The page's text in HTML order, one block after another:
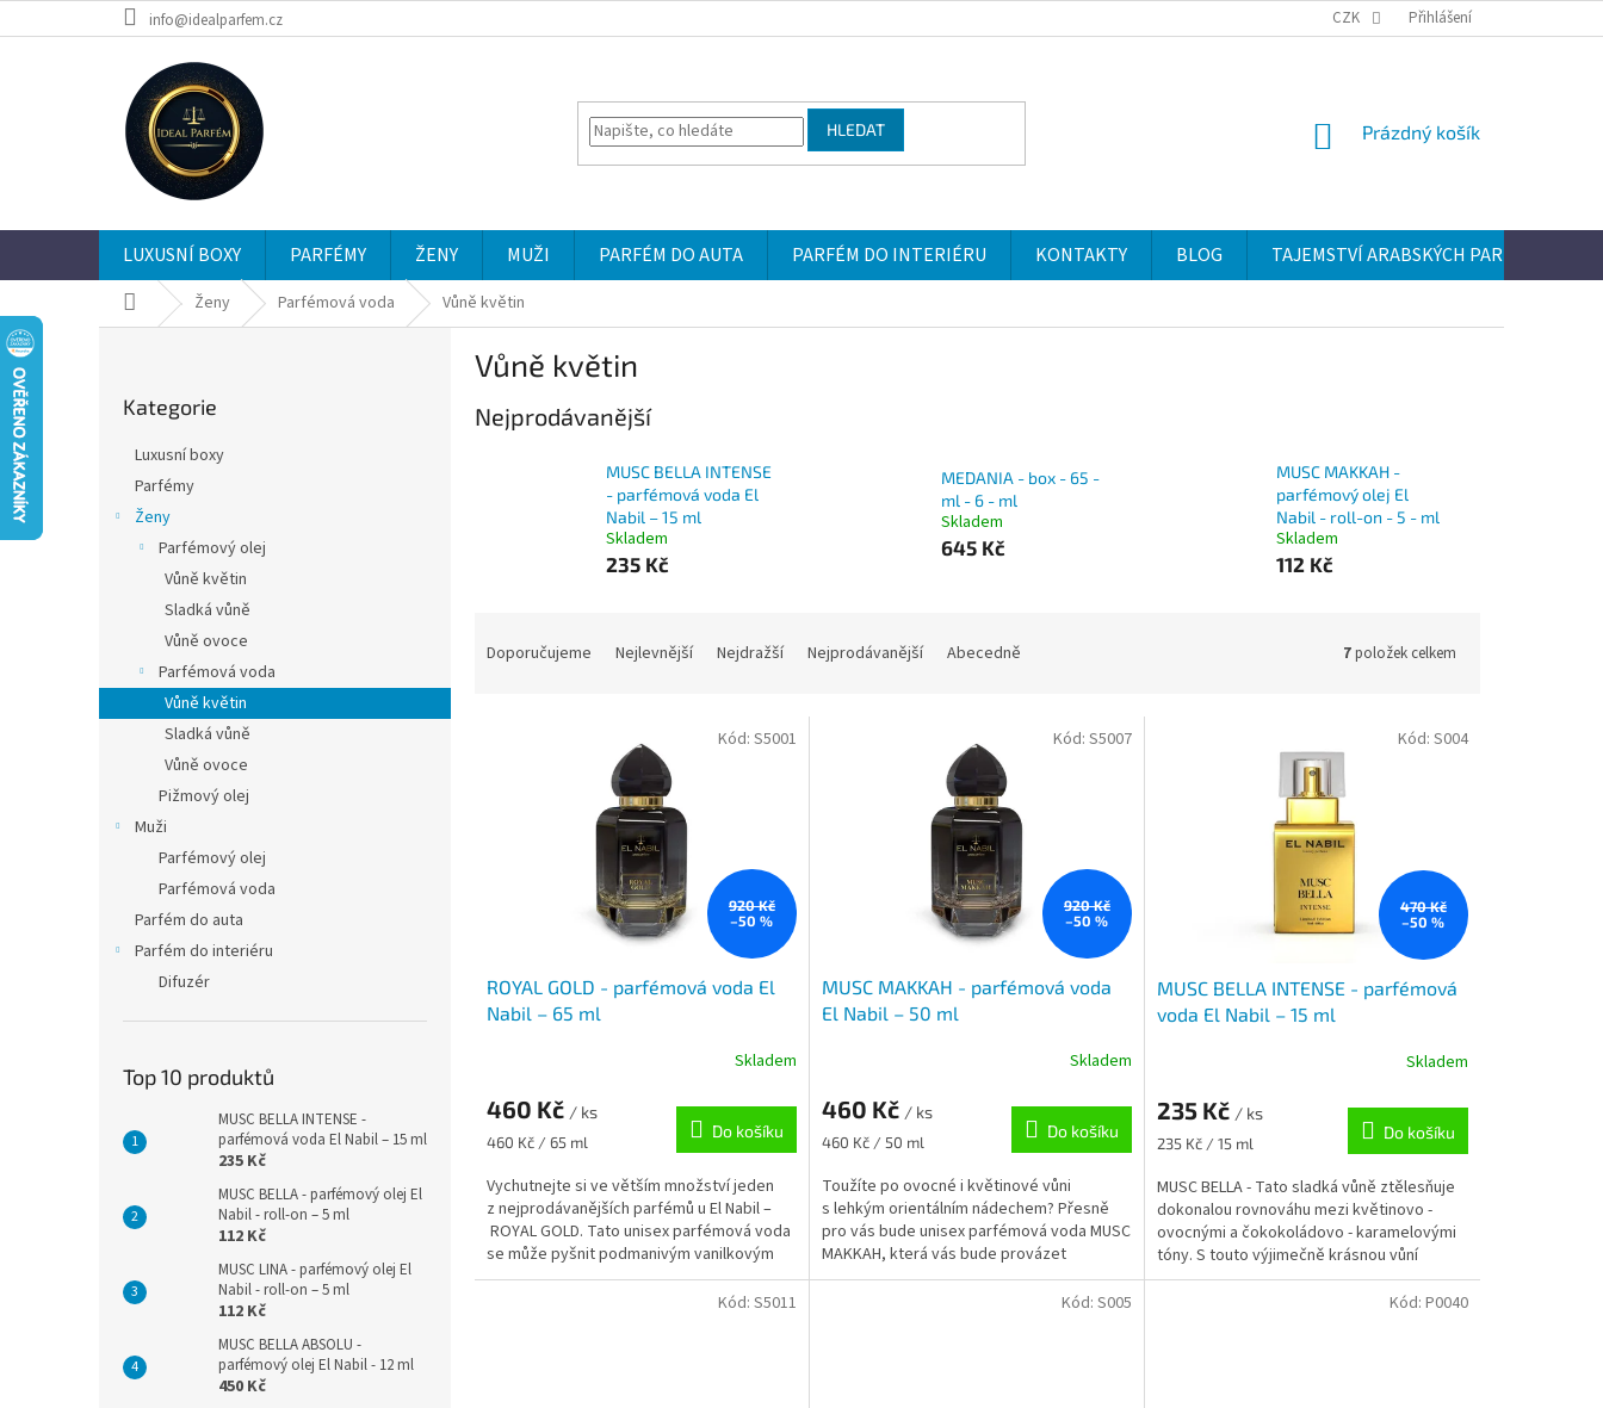
na
info@idealparfem.cz CZK Přihlášení
HLEDAT
NÁKUPNÍ
Prázdný košík
LUXUSNÍ BOXY PARFÉMY ŽENY MUŽI PARFÉM DO AUTA PARFÉM DO INTERIÉRU KONTAKTY BLOG TAJEMSTVÍ ARABSKÝCH PARFÉMŮ
Domů Ženy Parfémová voda Vůně květin
l
kategorie
Kategorie
Luxusní boxy
Parfémy
Ženy
Parfémový olej
Vůně květin
Sladká vůně
Vůně ovoce
Parfémová voda
Vůně květin
Sladká vůně
Vůně ovoce
Pižmový olej
Muži
Parfémový olej
Parfémová voda
Parfém do auta
Parfém do interiéru
Difuzér
Top 10 produktů
MUSC BELLA INTENSE -
parfémová voda El Nabil – 15 ml
235 Kč
MUSC BELLA - parfémový olej El
Nabil - roll-on – 5 ml
112 Kč
MUSC LINA - parfémový olej El
Nabil - roll-on – 5 ml
112 Kč
MUSC BELLA ABSOLU -
parfémový olej El Nabil - 12 ml
450 Kč
Vůně květin
Nejprodávanější
MUSC BELLA INTENSE
- parfémová voda El
Nabil – 15 ml
Skladem
235 Kč
MEDANIA - box - 65 -
ml - 6 - ml
Skladem
645 Kč
MUSC MAKKAH -
parfémový olej El
Nabil - roll-on - 5 - ml
Skladem
112 Kč
Doporučujeme Nejlevnější Nejdražší Nejprodávanější Abecedně 7položek celkem
920 Kč
–50 %
ROYAL GOLD - parfémová voda El
Nabil – 65 ml
Skladem
460 Kč / ks
Měrná
460 Kč / 65 ml
Do košíku
Vychutnejte si ve větším množství jeden
z nejprodávanějších parfémů u El Nabil –
ROYAL GOLD. Tato unisex parfémová voda
se může pyšnit podmanivým vanilkovým
aroma,...
Kód: S5001
920 Kč
–50 %
MUSC MAKKAH - parfémová voda
El Nabil – 50 ml
Skladem
460 Kč / ks
Měrná
460 Kč / 50 ml
Do košíku
Toužíte po ovocné i květinové vůni
s lehkým orientálním nádechem? Přesně
pro vás bude unisex parfémová voda MUSC
MAKKAH, která vás bude provázet
v každodenním...
Kód: S5007
470 Kč
–50 %
MUSC BELLA INTENSE - parfémová
voda El Nabil – 15 ml
Skladem
235 Kč / ks
Měrná
235 Kč / 15 ml
Do košíku
MUSC BELLA - Tato sladká vůně ztělesňuje
dokonalou rovnováhu mezi květinovo -
ovocnými a čokokoládovo - karamelovými
tóny. S touto výjimečně krásnou vůní
budete středem...
Kód: S004
Kód: S5011 Kód: S005 Kód: P0040